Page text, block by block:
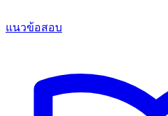
แนวข้อสอบ